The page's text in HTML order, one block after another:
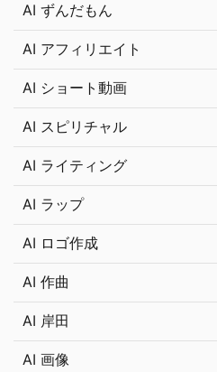
AI ずんだもん
AI アフィリエイト
AI ショート動画
AI スピリチャル
AI ライティング
AI ラップ
AI ロゴ作成
AI 作曲
AI 岸田
AI 画像